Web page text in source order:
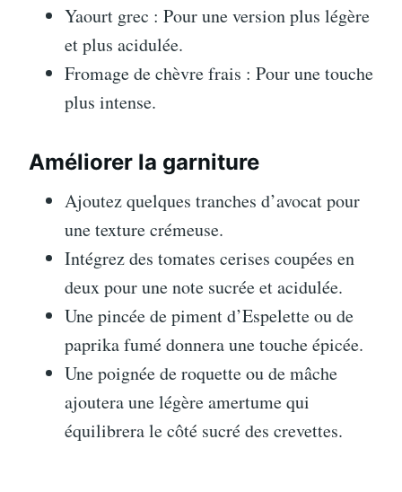
Yaourt grec : Pour une version plus légère
et plus acidulée.
Fromage de chèvre frais : Pour une touche
plus intense.
Améliorer la garniture
Ajoutez quelques tranches d’avocat pour
une texture crémeuse.
Intégrez des tomates cerises coupées en
deux pour une note sucrée et acidulée.
Une pincée de piment d’Espelette ou de
paprika fumé donnera une touche épicée.
Une poignée de roquette ou de mâche
ajoutera une légère amertume qui
équilibrera le côté sucré des crevettes.